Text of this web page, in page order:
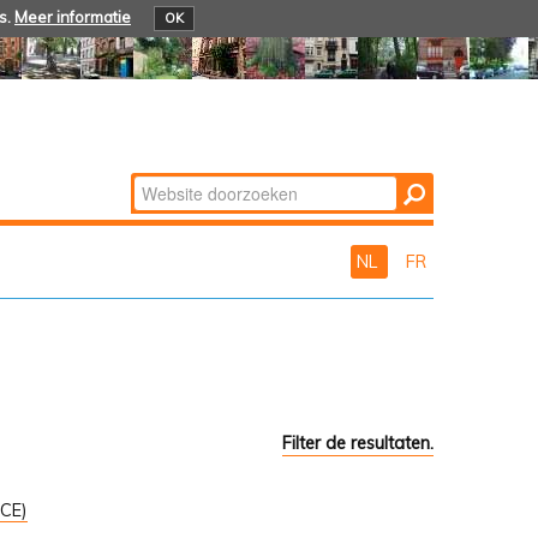
Meer informatie OK
Zoek
Geavanceerd
NL FR
Filter de resultaten.